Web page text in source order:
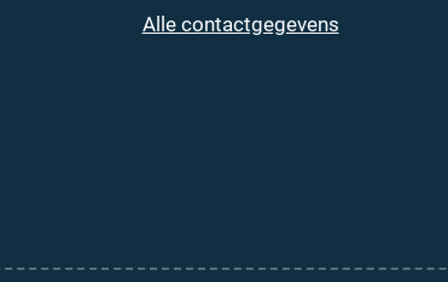
Alle contactgegevens